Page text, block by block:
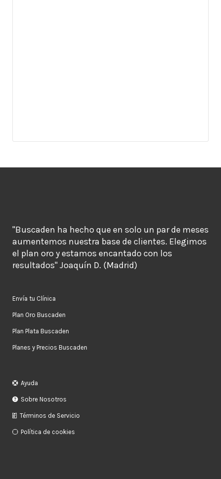
"Buscaden ha hecho que en solo un par de meses
aumentemos nuestra base de clientes. Elegimos
el plan oro y estamos encantado con los
resultados" Joaquín D. (Madrid)
Envía tu Clínica
Plan Oro Buscaden
Plan Plata Buscaden
Planes y Precios Buscaden
Ayuda
Sobre Nosotros
Términos de Servicio
Política de cookies